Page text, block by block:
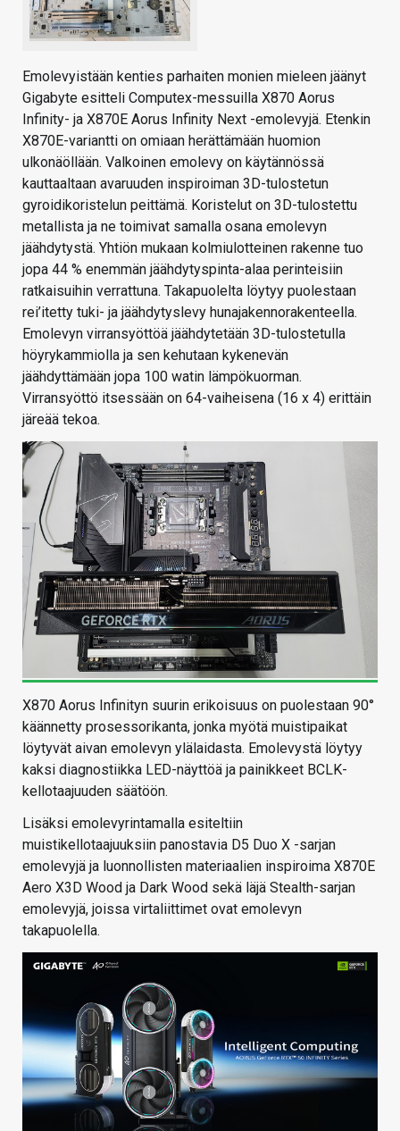
Emolevyistään kenties parhaiten monien mieleen jäänyt
Gigabyte esitteli Computex-messuilla X870 Aorus
Infinity- ja X870E Aorus Infinity Next -emolevyjä. Etenkin
X870E-variantti on omiaan herättämään huomion
ulkonäöllään. Valkoinen emolevy on käytännössä
kauttaaltaan avaruuden inspiroiman 3D-tulostetun
gyroidikoristelun peittämä. Koristelut on 3D-tulostettu
metallista ja ne toimivat samalla osana emolevyn
jäähdytystä. Yhtiön mukaan kolmiulotteinen rakenne tuo
jopa 44 % enemmän jäähdytyspinta-alaa perinteisiin
ratkaisuihin verrattuna. Takapuolelta löytyy puolestaan
rei’itetty tuki- ja jäähdytyslevy hunajakennorakenteella.
Emolevyn virransyöttöä jäähdytetään 3D-tulostetulla
höyrykammiolla ja sen kehutaan kykenevän
jäähdyttämään jopa 100 watin lämpökuorman.
Virransyöttö itsessään on 64-vaiheisena (16 x 4) erittäin
järeää tekoa.
X870 Aorus Infinityn suurin erikoisuus on puolestaan 90°
käännetty prosessorikanta, jonka myötä muistipaikat
löytyvät aivan emolevyn ylälaidasta. Emolevystä löytyy
kaksi diagnostiikka LED-näyttöä ja painikkeet BCLK-
kellotaajuuden säätöön.
Lisäksi emolevyrintamalla esiteltiin
muistikellotaajuuksiin panostavia D5 Duo X -sarjan
emolevyjä ja luonnollisten materiaalien inspiroima X870E
Aero X3D Wood ja Dark Wood sekä läjä Stealth-sarjan
emolevyjä, joissa virtaliittimet ovat emolevyn
takapuolella.